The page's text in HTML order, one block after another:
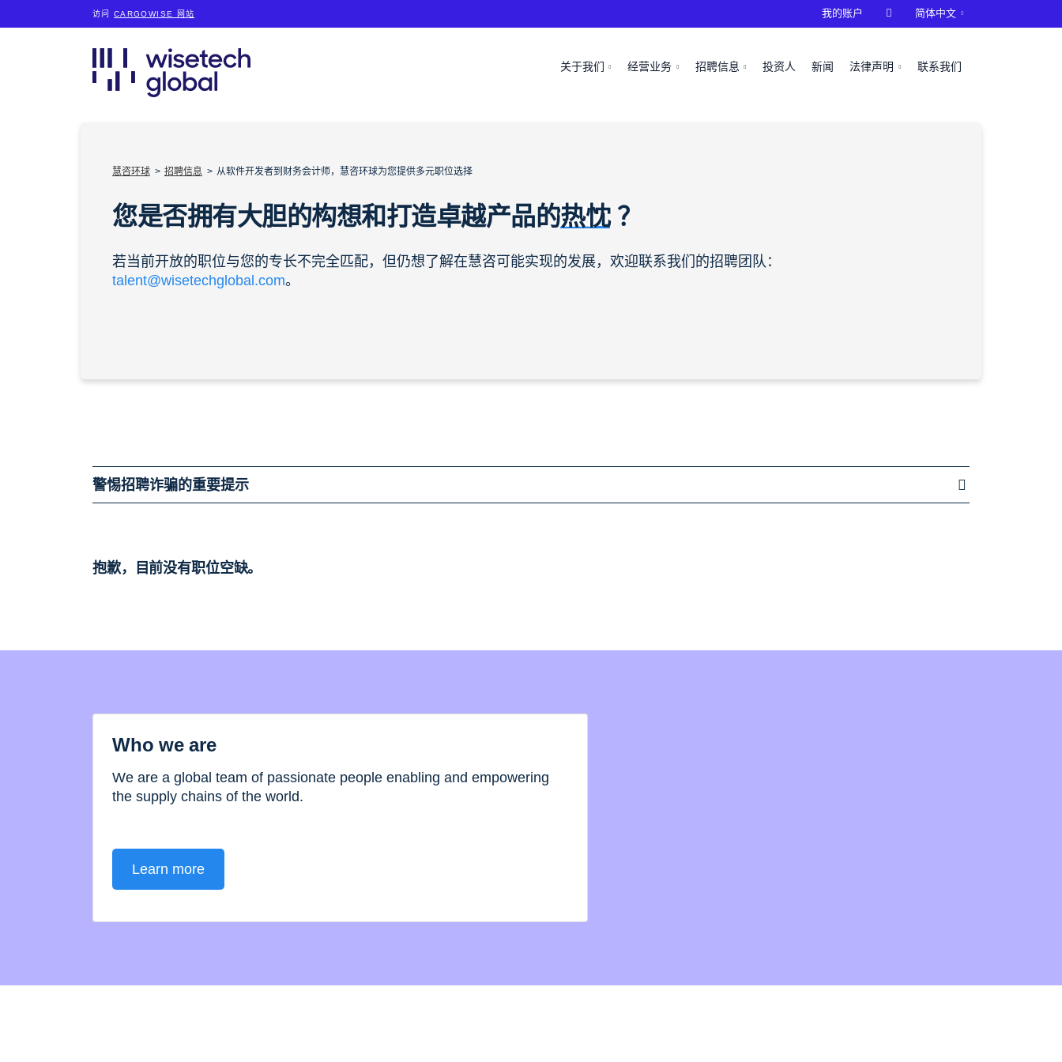
访问CARGOWISE 网站
关于我们 经营业务 招聘信息 投资人 新闻 法律声明 联系我们
我的账户  简体中文
慧咨环球 招聘信息 从软件开发者到财务会计师，慧咨环球为您提供多元职位选择
您是否拥有大胆的构想和打造卓越产品的热忱？
若当前开放的职位与您的专长不完全匹配，但仍想了解在慧咨可能实现的发展，欢迎联系我们的招聘团队：
talent@wisetechglobal.com。
警惕招聘诈骗的重要提示
抱歉，目前没有职位空缺。
Who we are
We are a global team of passionate people enabling and empowering
the supply chains of the world.
Learn more